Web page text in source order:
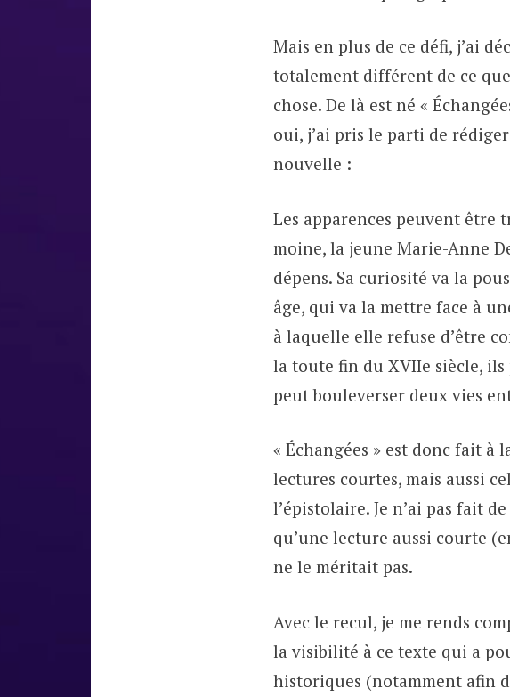
Mais en plus de ce défi, j’ai
totalement différent de ce
chose. De là est né «
oui, j’ai pris le parti de
nouvelle :
Les apparences peuvent être
moine, la jeune Marie-Anne
dépens. Sa curiosité va la
âge, qui va la mettre face à
à laquelle elle refuse d’être
la toute fin du XVIIe siècle,
peut bouleverser deux vies
« Échangées » est donc fait
lectures courtes, mais aussi
l’épistolaire. Je n’ai pas fait
qu’une lecture aussi courte
ne le méritait pas.
Avec le recul, je me rends
la visibilité à ce texte qui a
historiques (notamment afin